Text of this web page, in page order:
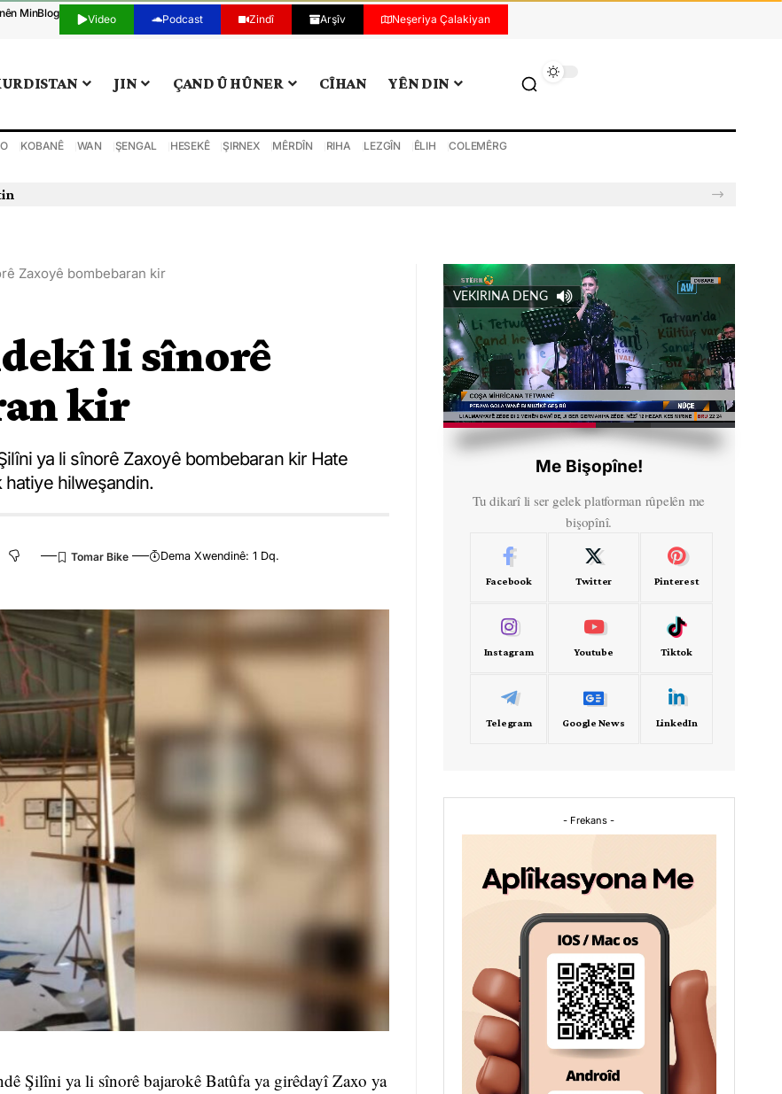
MinBlog Video Podcast Zindî Arşîv Neşeriya Çalakiyan
JIN ÇAND Û HÛNER CÎHAN YÊN DIN
KOBANÊ WAN ŞENGAL HESEKÊ ŞIRNEX MÊRDÎN RIHA LEZGÎN ÊLIH COLEMÊRG
Zaxoyê bombebaran kir
li sînorê
kir
ya li sînorê Zaxoyê bombebaran kir Hate
hilweşandin.
Dema Xwendinê: 1 Dq.
Şilîni ya li sînorê bajarokê Batûfa ya girêdayî Zaxo ya
VEKIRINA DENG
Me Bişopîne!
Tu dikarî li ser gelek platforman rûpelên me
bişopînî.
Facebook Twitter Pinterest
Instagram Youtube Tiktok
Telegram Google News LinkedIn
- Frekans -